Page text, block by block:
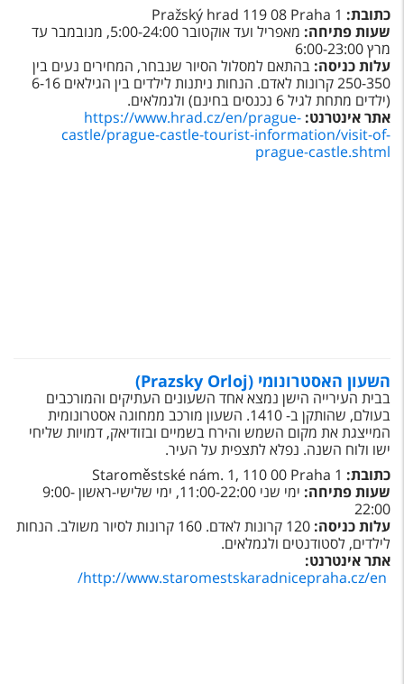
כתובת: Pražský hrad 119 08 Praha 1
שעות פתיחה:
מאפריל ועד אוקטובר 5:00-24:00, מנובמבר עד
מרץ 6:00-23:00
עלות כניסה: בהתאם למסלול הסיור שנבחר, המחירים נעים בין
250-350 קרונות לאדם. הנחות ניתנות לילדים בין הגילאים 6-16
(ילדים מתחת לגיל 6 נכנסים בחינם) ולגמלאים.
אתר אינטרנט: https://www.hrad.cz/en/prague-
castle/prague-castle-tourist-information/visit-of-
prague-castle.shtml
השעון האסטרונומי (Prazsky Orloj)
בבית העירייה הישן נמצא אחד השעונים העתיקים והמורכבים
בעולם, שהותקן ב- 1410. השעון מורכב ממחוגה אסטרונומית
המייצגת את מקום השמש והירח בשמיים ובזודיאק, דמויות שליחי
ישו ולוח השנה. נפלא לתצפית על העיר.
כתובת: Staroměstské nám. 1, 110 00 Praha 1
שעות פתיחה:
ימי שני 11:00-22:00, ימי שלישי-ראשון 9:00-
22:00
עלות כניסה:
120 קרונות לאדם. 160 קרונות לסיור משולב. הנחות
לילדים, לסטודנטים ולגמלאים.
אתר אינטרנט:
http://www.staromestskaradnicepraha.cz/en
/